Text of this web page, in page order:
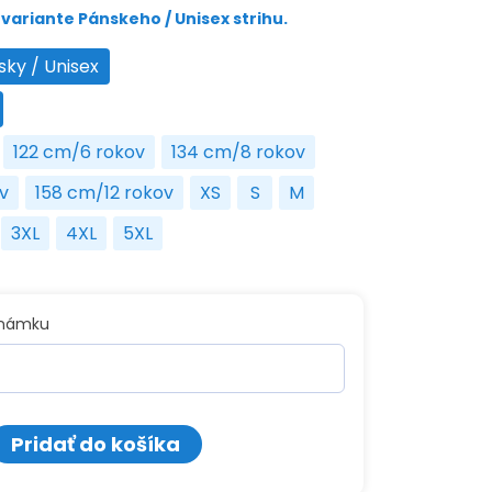
Pánskeho / Unisex strihu.
/ Unisex
Pánsky / Unisex
122 cm/6 rokov
122 cm/6 rokov134 cm/8 rokov
134 cm/8 rokov
rokov
158 cm/12 rokov
158 cm/12 rokov
XS
XS S
S M
M
3XL
3XL 4XL
4XL 5XL
5XL
Pridať do košíka